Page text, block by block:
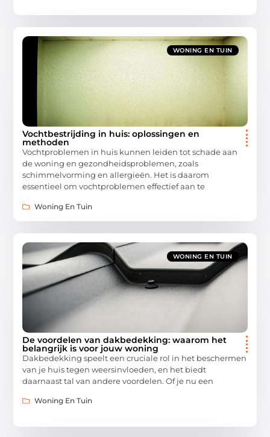
WONING EN TUIN
Vochtbestrijding in huis: oplossingen en
methoden
Vochtproblemen in huis kunnen leiden tot schade aan
de woning en gezondheidsproblemen, zoals
schimmelvorming en allergieën. Het is daarom
essentieel om vochtproblemen effectief aan te
Woning En Tuin
WONING EN TUIN
De voordelen van dakbedekking: waarom het
belangrijk is voor jouw woning
Dakbedekking speelt een cruciale rol in het beschermen
van je huis tegen weersinvloeden, en het biedt
daarnaast tal van andere voordelen. Of je nu een
Woning En Tuin